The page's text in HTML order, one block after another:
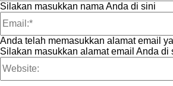
Silakan masukkan nama Anda di sini
Anda telah memasukkan alamat email
Silakan masukkan alamat email Anda di